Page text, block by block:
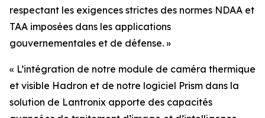
respectant les exigences strictes des normes NDAA et
TAA imposées dans les applications
gouvernementales et de défense. »
« L’intégration de notre module de caméra thermique
et visible Hadron et de notre logiciel Prism dans la
solution de Lantronix apporte des capacités